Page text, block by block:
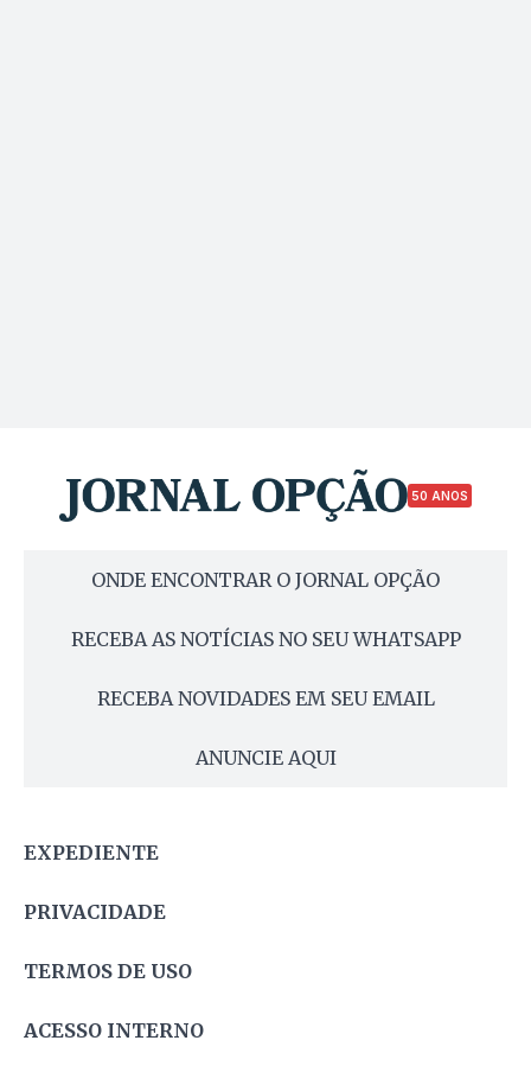
50 ANOS
ONDE ENCONTRAR O JORNAL OPÇÃO
RECEBA AS NOTÍCIAS NO SEU WHATSAPP
RECEBA NOVIDADES EM SEU EMAIL
ANUNCIE AQUI
EXPEDIENTE
PRIVACIDADE
TERMOS DE USO
ACESSO INTERNO